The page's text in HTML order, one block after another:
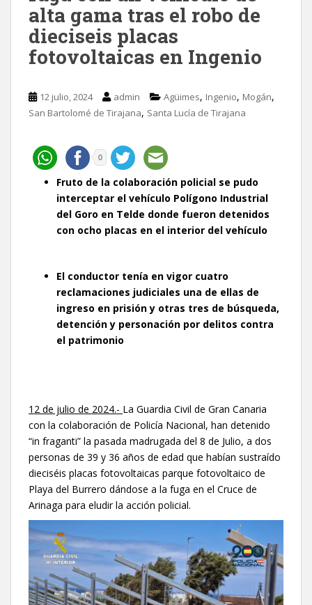
alta gama tras el robo de
dieciseis placas
fotovoltaicas en Ingenio
12 julio, 2024 admin Agüimes, Ingenio, Mogán,
San Bartolomé de Tirajana, Santa Lucía de Tirajana
0
Fruto de la colaboración policial se pudo
interceptar el vehículo Polígono Industrial
del Goro en Telde donde fueron detenidos
con ocho placas en el interior del vehículo
El conductor tenía en vigor cuatro
reclamaciones judiciales una de ellas de
ingreso en prisión y otras tres de búsqueda,
detención y personación por delitos contra
el patrimonio
12 de julio de 2024.- La Guardia Civil de Gran Canaria
con la colaboración de Policía Nacional, han detenido
“in fraganti” la pasada madrugada del 8 de Julio, a dos
personas de 39 y 36 años de edad que habían sustraído
dieciséis placas fotovoltaicas parque fotovoltaico de
Playa del Burrero dándose a la fuga en el Cruce de
Arinaga para eludir la acción policial.